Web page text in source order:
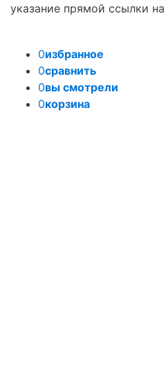
указание прямой ссылки
0избранное
0сравнить
0вы смотрели
0корзина